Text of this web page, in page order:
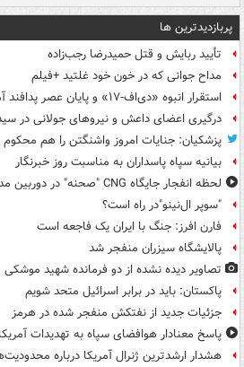
پربازدیدترین ها
تأیید ربایش و قتل حمیدرضا رجب‌زاده
مداح جوانی که در خون خود غلتید +فیلم
استقرار انبوه «دی‌اف‑۱۷» و پایان عصر پدافند آمریکا +عکس
درگیری اعضای داعش و نیروهای جولانی در
پزشکیان: جنایات امروز واشنگتن را هم محکوم
بیانیه سپاه پاسداران به مناسبت روز خبرنگار
لحظه انفجار جایگاه CNG "صحنه" در دوربین مداربسته
"سوپر ال‌نینو"در راه است؟
فارن افرز: جنگ با ایران یک فاجعه است
پالایشگاه سیزران منفجر شد
تصاویر دیده‌ نشده از دو فرمانده شهید موشکی
پاکستان: باید در برابر اسرائیل متحد شویم
جزئیات جدید از نفتکش منفجر شده در هرمز
پاسخ معنادار هوافضای سپاه به تهدیدات
هشدار ارشدترین ژنرال آمریکا درباره